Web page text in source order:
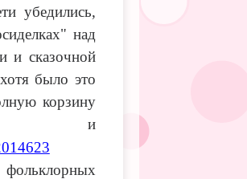
убедились,
над
и сказочной
было это
корзину
и